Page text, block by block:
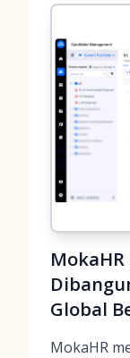
MokaHR
Global
MokaHR